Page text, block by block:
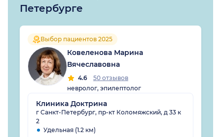
Петербурге
Выбор пациентов 2025
Ковеленова Марина
Вячеславовна
4.6
50 отзывов
невролог, эпилептолог
Клиника Доктрина
г Санкт-Петербург, пр-кт Коломяжский, д 33 к
2
Удельная (1.2 км)